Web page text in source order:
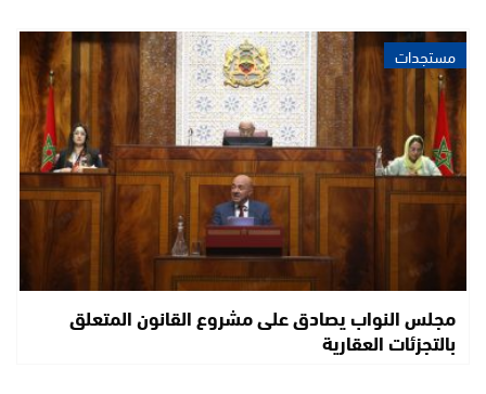
مستجدات
مجلس النواب يصادق على مشروع القانون المتعلق
بالتجزئات العقارية